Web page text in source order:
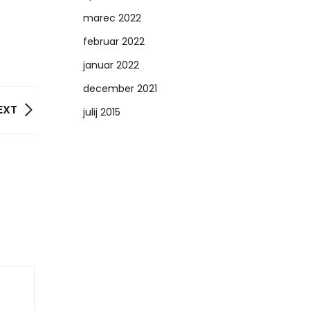
marec 2022
februar 2022
januar 2022
december 2021
julij 2015